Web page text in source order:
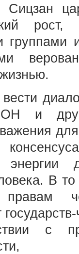
вести
и
энергии
В
с